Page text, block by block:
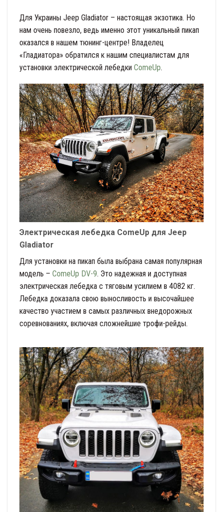
Для Украины Jeep Gladiator – настоящая экзотика. Но
нам очень повезло, ведь именно этот уникальный пикап
оказался в нашем тюнинг-центре! Владелец
«Гладиатора» обратился к нашим специалистам для
установки электрической лебедки ComeUp.
Электрическая лебедка ComeUp для Jeep
Gladiator
Для установки на пикап была выбрана самая популярная
модель – ComeUp DV-9. Это надежная и доступная
электрическая лебедка с тяговым усилием в 4082 кг.
Лебедка доказала свою выносливость и высочайшее
качество участием в самых различных внедорожных
соревнованиях, включая сложнейшие трофи-рейды.